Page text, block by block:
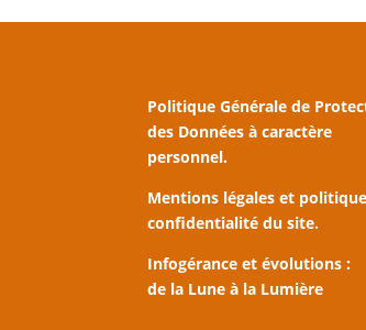
Politique Générale de
des Données à caractère
personnel.
Mentions légales et
confidentialité du site.
Infogérance et évolutions :
de la Lune à la Lumière